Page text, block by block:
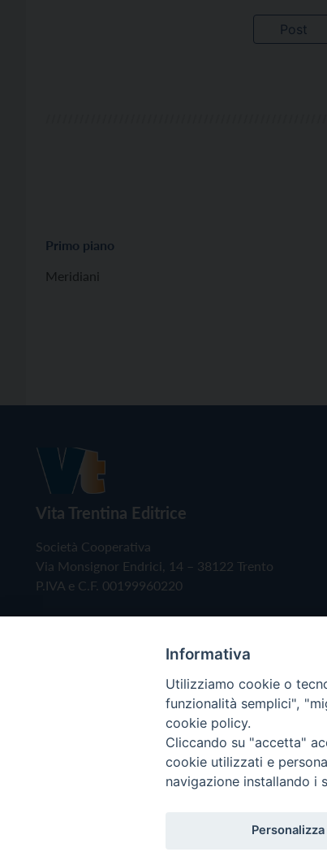
Primo piano
Meridiani
Vita Trentina Editrice
Società Cooperativa
Via Monsignor Endrici, 14 – 38122 Trento
P.IVA e C.F. 00199960220
Copyright © 2019 - Tutti i diritti riservati
Informativa
Utilizziamo cookie o
funzionalità semplici",
cookie policy.
Cliccando su "accetta"
cookie utilizzati e
navigazione installando i
Personalizza